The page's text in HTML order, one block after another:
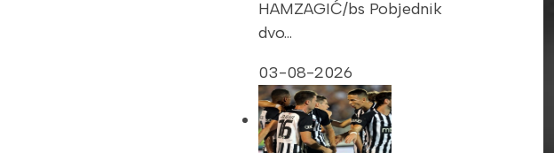
HAMZAGIĆ/bs Pobjednik
dvo…
03-08-2026